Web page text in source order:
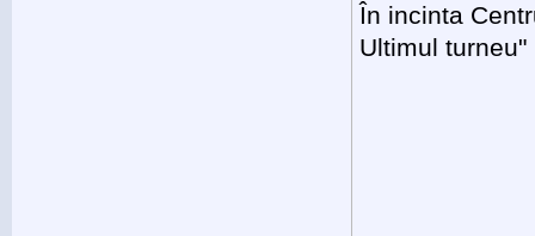
În incinta
Ultimul